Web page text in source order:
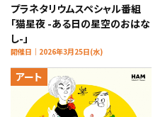
プラネタリウムスペシャル番組
「猫星夜 -ある日の星空のおはな
し-」
開催日｜2026年3月25日(水)
アート